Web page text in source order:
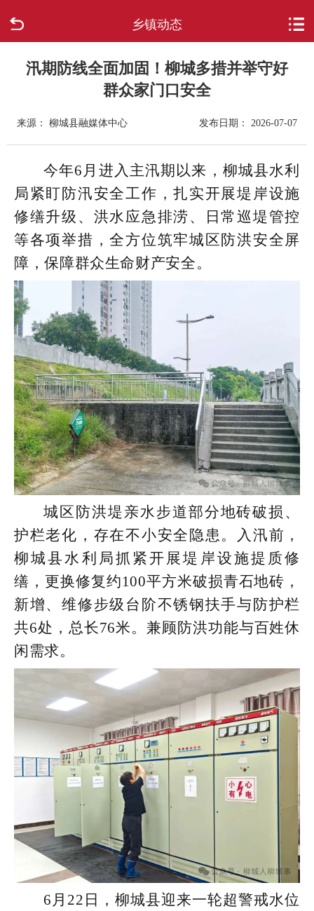
乡镇动态
走进柳城
政府信息公开
网上办事
互动回应
数据专题
汛期防线全面加固！柳城多措并举守好
群众家门口安全
来源： 柳城县融媒体中心 发布日期： 2026-07-07
今年6月进入主汛期以来，柳城县水利
局紧盯防汛安全工作，扎实开展堤岸设施
修缮升级、洪水应急排涝、日常巡堤管控
等各项举措，全方位筑牢城区防洪安全屏
障，保障群众生命财产安全。
城区防洪堤亲水步道部分地砖破损、
护栏老化，存在不小安全隐患。入汛前，
柳城县水利局抓紧开展堤岸设施提质修
缮，更换修复约100平方米破损青石地砖，
新增、维修步级台阶不锈钢扶手与防护栏
共6处，总长76米。兼顾防洪功能与百姓休
闲需求。
6月22日，柳城县迎来一轮超警戒水位